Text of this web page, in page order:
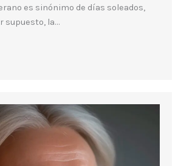
es sinónimo de días soleados,
supuesto, la…